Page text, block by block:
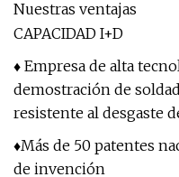
Nuestras ventajas
CAPACIDAD I+D
♦ Empresa de alta
demostración de
resistente al desgaste
♦Más de 50 patentes
de invención